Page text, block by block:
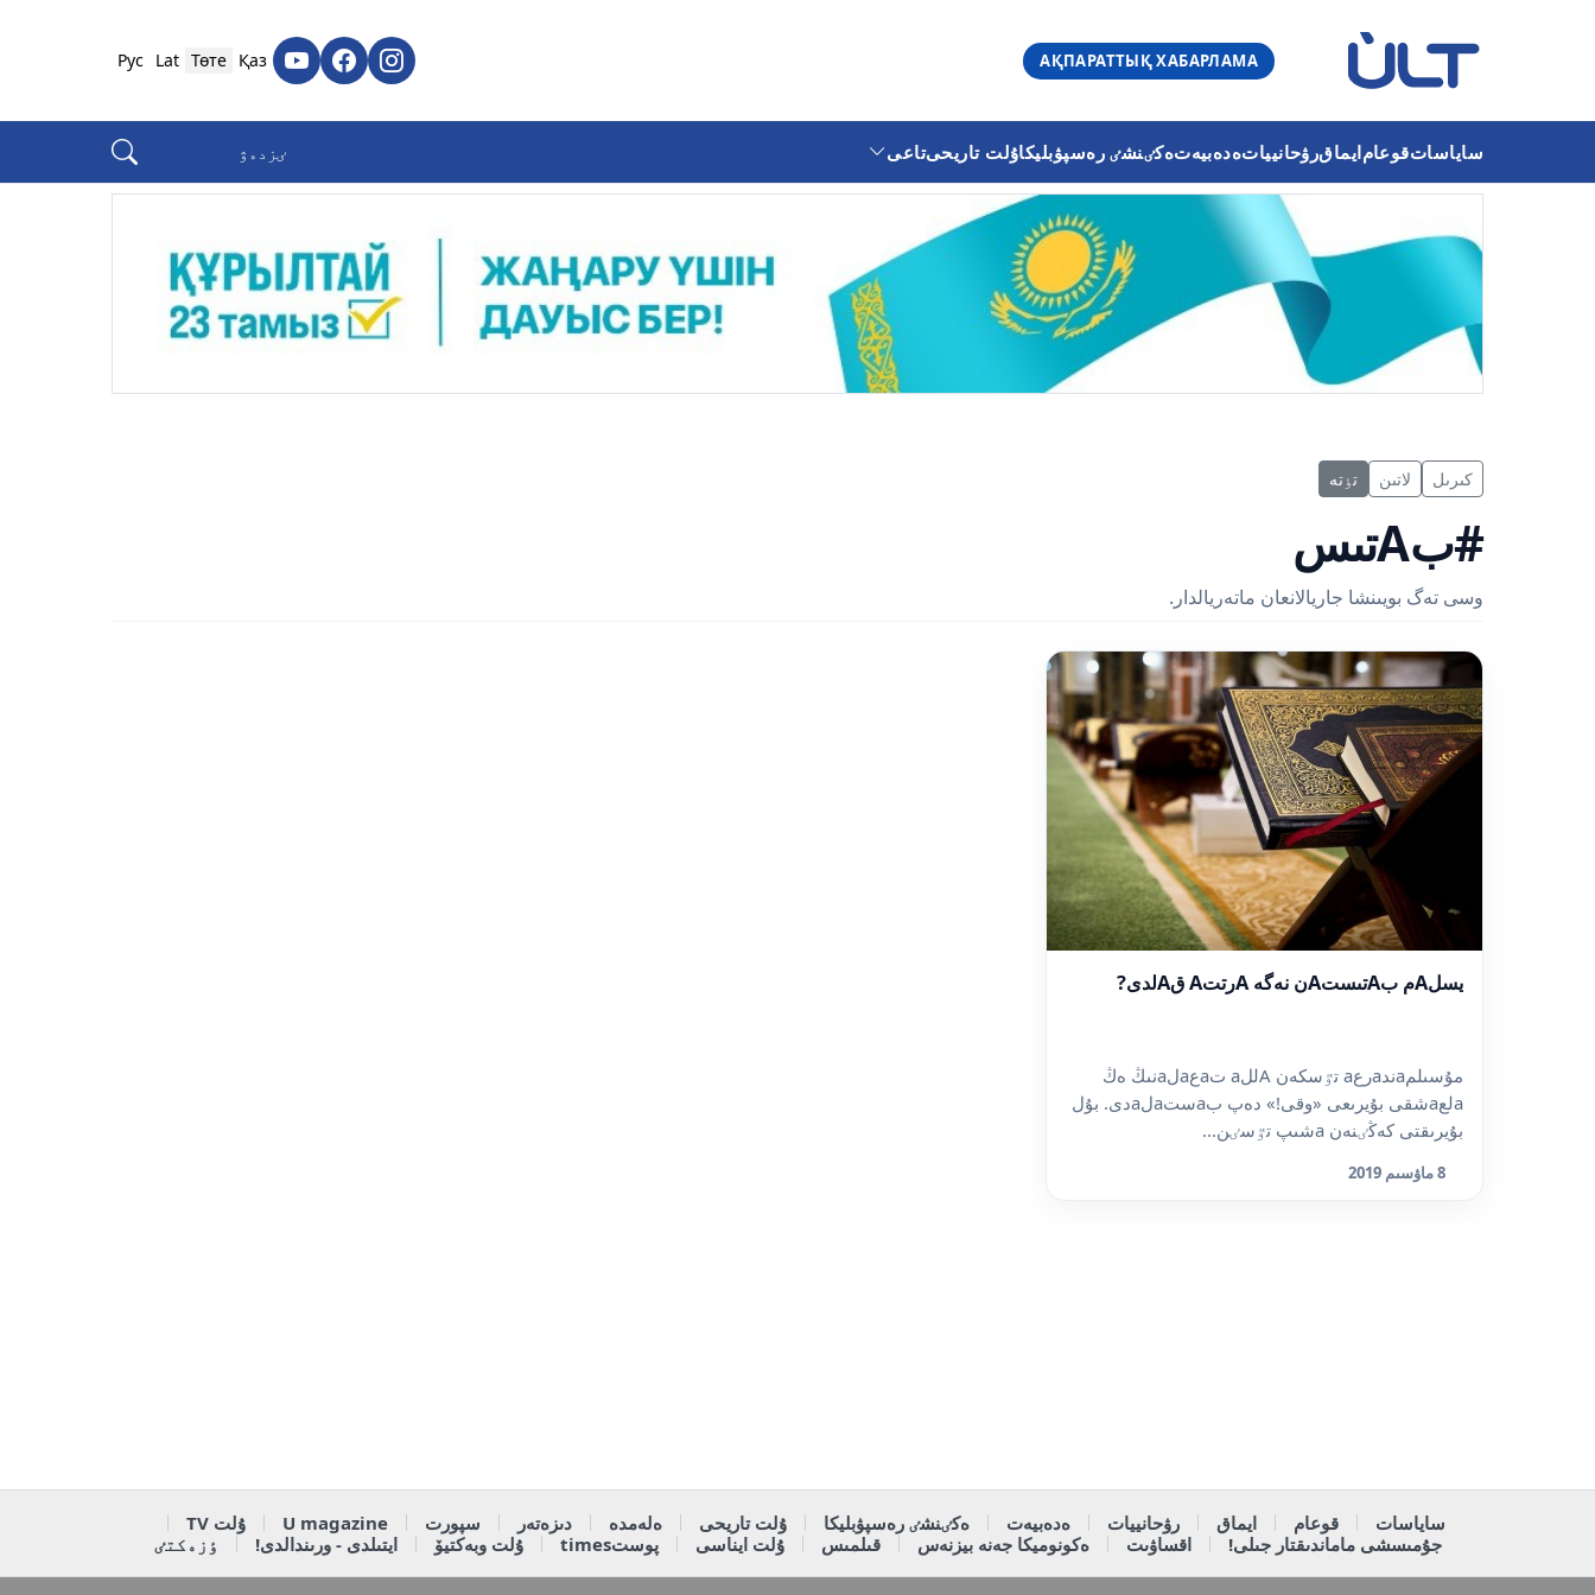
АҚПАРАТТЫҚ ХАБАРЛАМА
Қаз
Төте
Lat
Рус
ساياساتقوعامايماقرۋحانيياتەدەبيەتەكٸنشٸ رەسپۋبليكاۇلت تاريحىتاعى
كىرىل لاتىن تٶتە
#بAتىس
وسى تەگ بويىنشا جاريالانعان ماتەريالدار.
يسلAم بAتىستAن نەگە AرتتA قAلدى?
مۇسىلمaندaرعa تٷسكەن Aللa تaعaلaنىڭ ەڭ
aلعaشقى بۇيرىعى «وقى!» دەپ بaستaلaدى. بۇل
بۇيرىقتى كەڭٸنەن aشىپ تٷسٸن...
8 ماۋسىم 2019
ساياسات قوعام ايماق رۋحانييات ەدەبيەت ەكٸنشٸ رەسپۋبليكا ۇلت تاريحى ەلەمدە دىزەتەر سپورت U magazine
ۇلت TV
جۇمىسشى ماماندىقتار جىلى!
اقساۋىت ەكونوميكا جەنە بيزنەس قىلمىس ۇلت ايناسى پوستtimes ۇلت وبەكتيۆ ايتىلدى - ورىندالدى! ٶزەكتٸ